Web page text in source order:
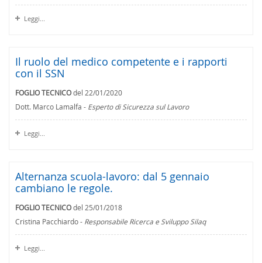
Leggi...
Il ruolo del medico competente e i rapporti
con il SSN
FOGLIO TECNICOdel 22/01/2020
Dott. Marco Lamalfa - Esperto di Sicurezza sul Lavoro
Leggi...
Alternanza scuola-lavoro: dal 5 gennaio
cambiano le regole.
FOGLIO TECNICOdel 25/01/2018
Cristina Pacchiardo - Responsabile Ricerca e Sviluppo Silaq
Leggi...